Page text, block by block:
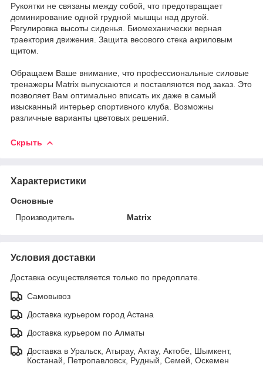
Рукоятки не связаны между собой, что предотвращает
доминирование одной грудной мышцы над другой.
Регулировка высоты сиденья. Биомеханически верная
траектория движения. Защита весового стека акриловым
щитом.
Обращаем Ваше внимание, что профессиональные силовые
тренажеры Matrix выпускаются и поставляются под заказ. Это
позволяет Вам оптимально вписать их даже в самый
изысканный интерьер спортивного клуба. Возможны
различные варианты цветовых решений.
Скрыть
Характеристики
Основные
Производитель
Matrix
Условия доставки
Доставка осуществляется только по предоплате.
Самовывоз
Доставка курьером город Астана
Доставка курьером по Алматы
Доставка в Уральск, Атырау, Актау, Актобе, Шымкент,
Костанай, Петропавловск, Рудный, Семей, Оскемен